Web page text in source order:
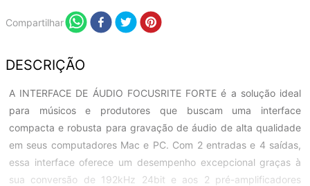
Compartilhar
DESCRIÇÃO
A INTERFACE DE ÁUDIO FOCUSRITE FORTE é a solução ideal
para músicos e produtores que buscam uma interface
compacta e robusta para gravação de áudio de alta qualidade
em seus computadores Mac e PC. Com 2 entradas e 4 saídas,
essa interface oferece um desempenho excepcional graças à
sua conversão de 192kHz 24bit e aos 2 pré-amplificadores